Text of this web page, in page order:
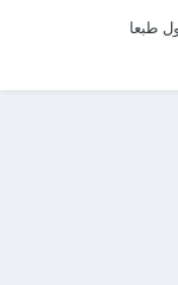
طبعا